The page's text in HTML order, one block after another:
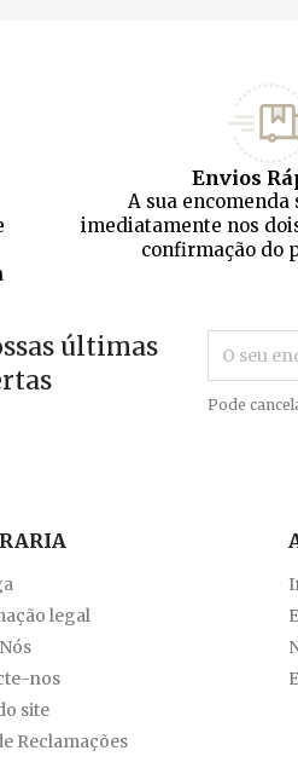
Envios
A sua encomenda
imediatamente nos
confirmação do
últimas
Pode
legal
nos
site
Reclamações